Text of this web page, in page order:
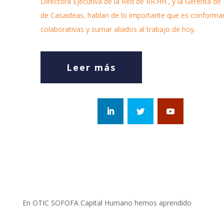
de Casaideas, hablan de lo importante que es
colaborativas y sumar aliados al trabajo de hoy.
Leer más
En OTIC SOFOFA Capital Humano hemos aprendido